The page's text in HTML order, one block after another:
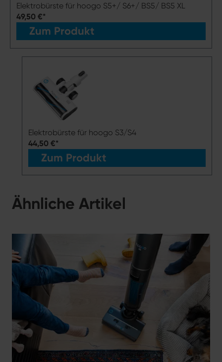
Elektrobürste für hoogo S5+/ S6+/ BS5/ BS5 XL
49,50 €*
Zum Produkt
Elektrobürste für hoogo S3/S4
44,50 €*
Zum Produkt
Ähnliche Artikel